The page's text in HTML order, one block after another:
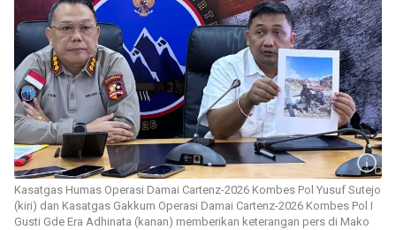
Kasatgas Humas Operasi Damai Cartenz-2026 Kombes Pol Yusuf Sutejo
(kiri) dan Kasatgas Gakkum Operasi Damai Cartenz-2026 Kombes Pol I
Gusti Gde Era Adhinata (kanan) memberikan keterangan pers di Mako